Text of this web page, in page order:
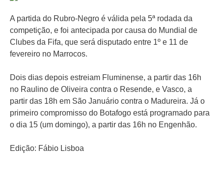
A partida do Rubro-Negro é válida pela 5ª rodada da
competição, e foi antecipada por causa do Mundial de
Clubes da Fifa, que será disputado entre 1º e 11 de
fevereiro no Marrocos.
Dois dias depois estreiam Fluminense, a partir das 16h
no Raulino de Oliveira contra o Resende, e Vasco, a
partir das 18h em São Januário contra o Madureira. Já o
primeiro compromisso do Botafogo está programado para
o dia 15 (um domingo), a partir das 16h no Engenhão.
Edição: Fábio Lisboa